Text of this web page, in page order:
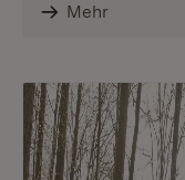
Mehr